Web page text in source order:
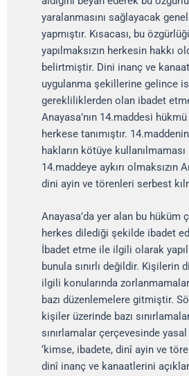
yaralanmasını sağlayacak
yapmıştır. Kısacası, bu
yapılmaksızın herkesin hakkı
belirtmiştir. Dini inanç ve
uygulanma şekillerine gelince
gerekliliklerden olan ibadet
Anayasa’nın 14.maddesi
herkese tanımıştır.
hakların kötüye
14.maddeye aykırı olmaksızın
dini ayin ve törenleri serbest
Anayasa’da yer alan bu hüküm
herkes dilediği şekilde ibadet
İbadet etme ile ilgili olarak
bunula sınırlı değildir. Kişilerin
ilgili konularında
bazı düzenlemelere gitmiştir.
kişiler üzerinde bazı
sınırlamalar çerçevesinde
‘kimse, ibadete, dinî ayin ve
dinî inanç ve kanaatlerini